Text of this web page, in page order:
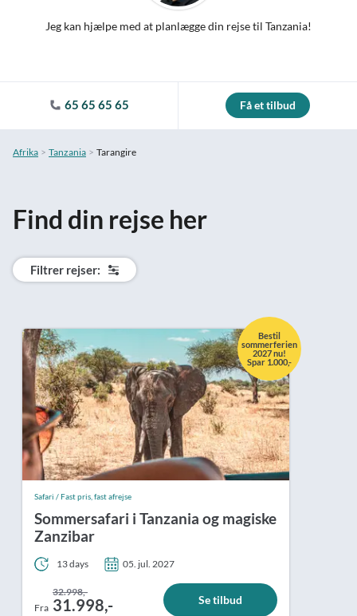
Jeg kan hjælpe med at planlægge din rejse til Tanzania!
65 65 65 65 Få et tilbud
Afrika Tanzania Tarangire
Find din rejse her
Filtrer rejser:
Bestil
sommerferien
2027 nu!
Spar 1.000,-
Safari / Fast pris, fast afrejse
Sommersafari i Tanzania og magiske
Zanzibar
13 days 05. jul. 2027
Fra
32.998,-
31.998,- Se tilbud